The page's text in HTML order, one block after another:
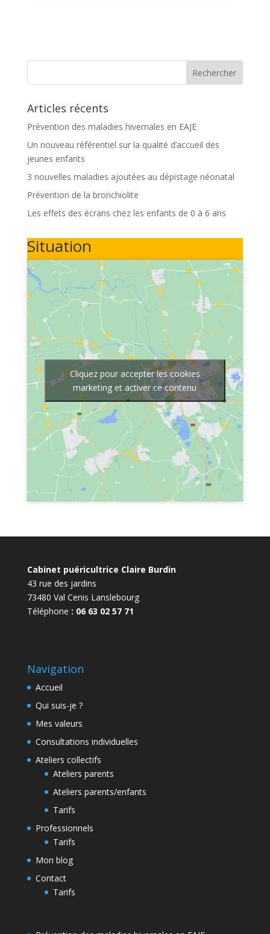
Articles récents
Prévention des maladies hivernales en EAJE
Un nouveau référentiel sur la qualité d’accueil des
jeunes enfants
3 nouvelles maladies ajoutées au dépistage néonatal
Prévention de la bronchiolite
Les effets des écrans chez les enfants de 0 à 6 ans
Situation
Cliquez pour accepter les cookies
marketing et activer ce contenu
Cabinet puéricultrice Claire Burdin
43 rue des jardins
73480 Val Cenis Lanslebourg
Téléphone : 06 63 02 57 71
Navigation
Accueil
Qui suis-je ?
Mes valeurs
Consultations individuelles
Ateliers collectifs
Ateliers parents
Ateliers parents/enfants
Tarifs
Professionnels
Tarifs
Mon blog
Contact
Tarifs